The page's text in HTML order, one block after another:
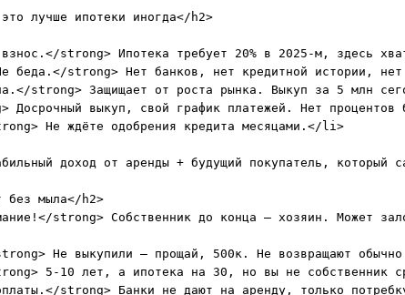
лучше ипотеки иногда</h2>
strong> Ипотека требует 20% в 2025-м, здесь
беда.</strong> Нет банков, нет кредитной истории,
strong> Защищает от роста рынка. Выкуп за 5 млн
Досрочный выкуп, свой график платежей. Нет процентов
Не ждёте одобрения кредита месяцами.</li>
доход от аренды + будущий покупатель, который
без мыла</h2>
strong> Собственник до конца – хозяин. Может
Не выкупили – прощай, 500к. Не возвращают
5-10 лет, а ипотека на 30, но вы не собственник
strong> Банки не дают на аренду, только